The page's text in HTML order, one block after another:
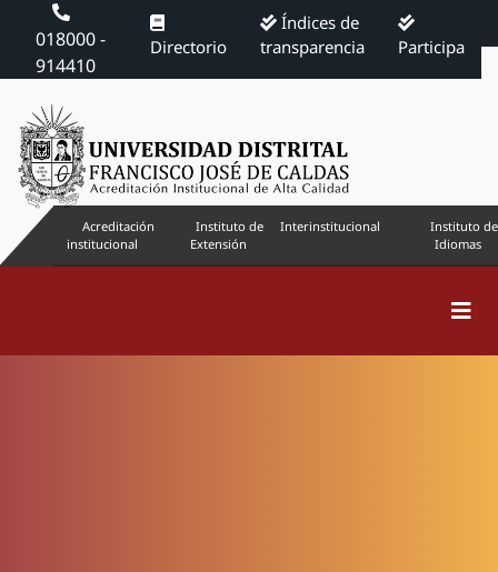
018000 -
914410
Directorio
Índices de
transparencia
Participa
Acreditación
institucional
Instituto de
Extensión
Interinstitucional
Instituto de
Idiomas